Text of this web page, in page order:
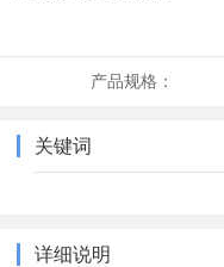
产品规格：
关键词
详细说明